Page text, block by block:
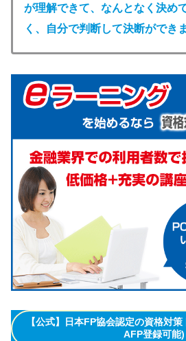
が理解できて、 なんとなく決め
く、自分で判断して決断ができ
【公式】日本FP協会認定の資格対
AFP登録可能)